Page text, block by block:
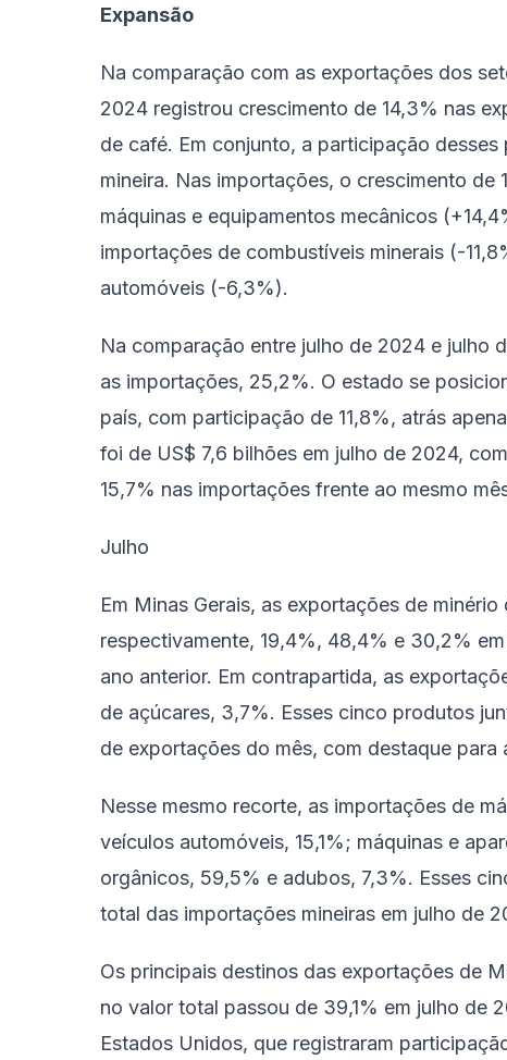
Expansão
Na comparação com as exportações dos
2024 registrou crescimento de 14,3% nas
de café. Em conjunto, a participação
mineira. Nas importações, o crescimento de
máquinas e equipamentos mecânicos
importações de combustíveis minerais (-
automóveis (-6,3%).
Na comparação entre julho de 2024 e julho
as importações, 25,2%. O estado se
país, com participação de 11,8%, atrás
foi de US$ 7,6 bilhões em julho de 2024,
15,7% nas importações frente ao mesmo
Julho
Em Minas Gerais, as exportações de
respectivamente, 19,4%, 48,4% e 30,2%
ano anterior. Em contrapartida, as
de açúcares, 3,7%. Esses cinco produtos
de exportações do mês, com destaque
Nesse mesmo recorte, as importações de
veículos automóveis, 15,1%; máquinas e
orgânicos, 59,5% e adubos, 7,3%. Esses
total das importações mineiras em julho de
Os principais destinos das exportações de
no valor total passou de 39,1% em julho de
Estados Unidos, que registraram